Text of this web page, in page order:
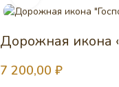
Дорожная икона
7 200,00 ₽